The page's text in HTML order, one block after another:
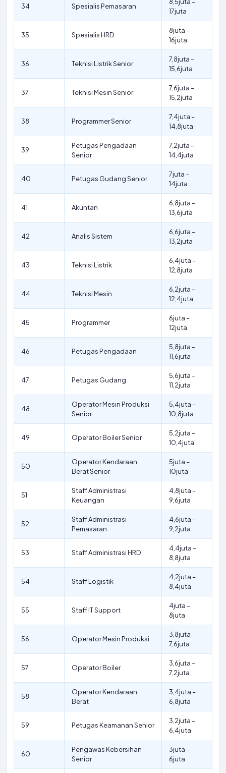
34 Spesialis Pemasaran
17juta
35 Spesialis HRD
8juta –
16juta
36 Teknisi Listrik Senior
7,8juta –
15,6juta
37 Teknisi Mesin Senior
7,6juta –
15,2juta
38 Programmer Senior
7,4juta –
14,8juta
39
Petugas Pengadaan
Senior
7,2juta –
14,4juta
40 Petugas Gudang Senior
7juta –
14juta
41 Akuntan
6,8juta –
13,6juta
42 Analis Sistem
6,6juta –
13,2juta
43 Teknisi Listrik
6,4juta –
12,8juta
44 Teknisi Mesin
6,2juta –
12,4juta
45 Programmer
6juta –
12juta
46 Petugas Pengadaan
5,8juta –
11,6juta
47 Petugas Gudang
5,6juta –
11,2juta
48
Operator Mesin Produksi
Senior
5,4juta –
10,8juta
49 Operator Boiler Senior
5,2juta –
10,4juta
50
Operator Kendaraan
Berat Senior
5juta –
10juta
51
Staff Administrasi
Keuangan
4,8juta –
9,6juta
52
Staff Administrasi
Pemasaran
4,6juta –
9,2juta
53 Staff Administrasi HRD
4,4juta –
8,8juta
54 Staff Logistik
4,2juta –
8,4juta
55 Staff IT Support
4juta –
8juta
56 Operator Mesin Produksi
3,8juta –
7,6juta
57 Operator Boiler
3,6juta –
7,2juta
58
Operator Kendaraan
Berat
3,4juta –
6,8juta
59 Petugas Keamanan Senior
3,2juta –
6,4juta
60
Pengawas Kebersihan
Senior
3juta –
6juta